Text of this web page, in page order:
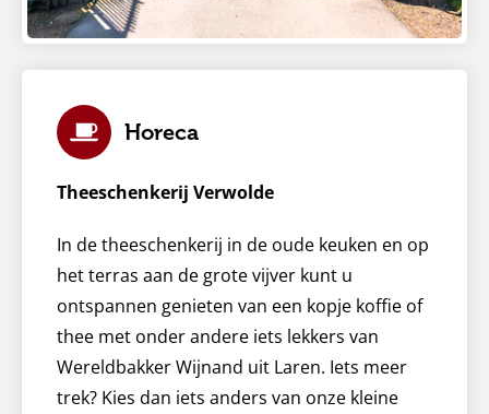
Horeca
Theeschenkerij Verwolde
In de theeschenkerij in de oude keuken en op
het terras aan de grote vijver kunt u
ontspannen genieten van een kopje koffie of
thee met onder andere iets lekkers van
Wereldbakker Wijnand uit Laren. Iets meer
trek? Kies dan iets anders van onze kleine